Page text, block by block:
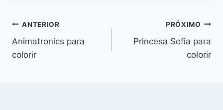
Navegação
de
ANTERIOR
Animatronics para
colorir
PRÓXIMO
Princesa Sofia para
colorir